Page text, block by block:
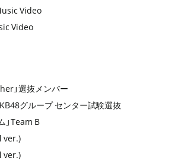
Video
Video
」選抜メンバー
グループ センター試験選抜
」Team B
ver.)
ver.)